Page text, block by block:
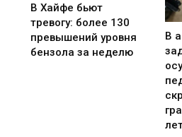
В Хайфе бьют
тревогу: более 130
превышений уровня
бензола за неделю
В